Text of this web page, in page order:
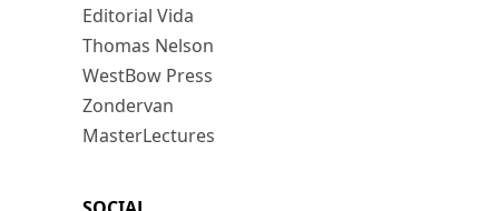
Editorial Vida
Thomas Nelson
WestBow Press
Zondervan
MasterLectures